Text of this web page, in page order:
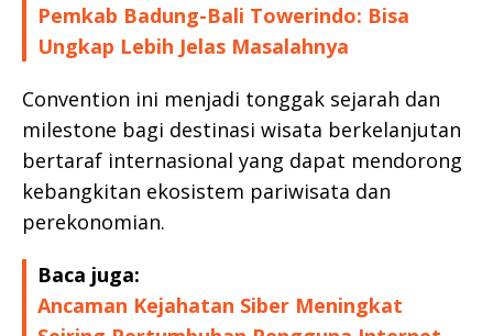
Pemkab Badung-Bali Towerindo: Bisa
Ungkap Lebih Jelas Masalahnya
Convention ini menjadi tonggak sejarah dan
milestone bagi destinasi wisata berkelanjutan
bertaraf internasional yang dapat mendorong
kebangkitan ekosistem pariwisata dan
perekonomian.
Baca juga:
Ancaman Kejahatan Siber Meningkat